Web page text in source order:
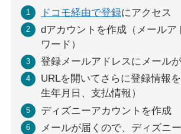
ドコモ経由で登録にアクセス
dアカウントを作成（メールア
ワード）
登録メールアドレスにメールが
URLを開いてさらに登録情報を
生年月日、支払情報）
ディズニーアカウントを作成
メールが届くので、ディズニ